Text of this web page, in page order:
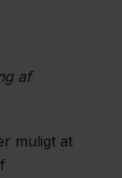
af
muligt at